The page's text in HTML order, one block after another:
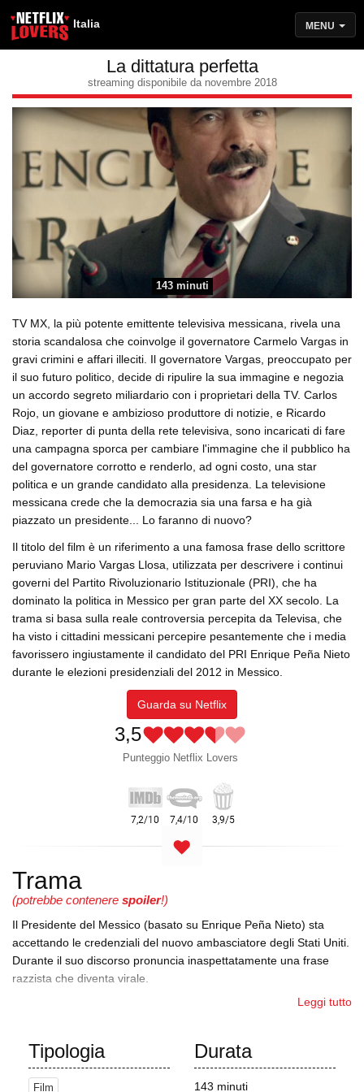
Italia MENU
La dittatura perfetta
streaming disponibile da novembre 2018
143 minuti
TV MX, la più potente emittente televisiva messicana, rivela una
storia scandalosa che coinvolge il governatore Carmelo Vargas in
gravi crimini e affari illeciti. Il governatore Vargas, preoccupato per
il suo futuro politico, decide di ripulire la sua immagine e negozia
un accordo segreto miliardario con i proprietari della TV. Carlos
Rojo, un giovane e ambizioso produttore di notizie, e Ricardo
Diaz, reporter di punta della rete televisiva, sono incaricati di fare
una campagna sporca per cambiare l'immagine che il pubblico ha
del governatore corrotto e renderlo, ad ogni costo, una star
politica e un grande candidato alla presidenza. La televisione
messicana crede che la democrazia sia una farsa e ha già
piazzato un presidente... Lo faranno di nuovo?
Il titolo del film è un riferimento a una famosa frase dello scrittore
peruviano Mario Vargas Llosa, utilizzata per descrivere i continui
governi del Partito Rivoluzionario Istituzionale (PRI), che ha
dominato la politica in Messico per gran parte del XX secolo. La
trama si basa sulla reale controversia percepita da Televisa, che
ha visto i cittadini messicani percepire pesantemente che i media
favorissero ingiustamente il candidato del PRI Enrique Peña Nieto
durante le elezioni presidenziali del 2012 in Messico.
Guarda su Netflix
3,5
Punteggio Netflix Lovers
Trama
(potrebbe contenere spoiler!)
Il Presidente del Messico (basato su Enrique Peña Nieto) sta
accettando le credenziali del nuovo ambasciatore degli Stati Uniti.
Durante il suo discorso pronuncia inaspettatamente una frase
razzista che diventa virale.
Lo stesso giorno i funzionari del governo messicano invitano
coinvolge il governatore Carmelo Vargas (Damián Alcazar),
mostrando un video in cui il governatore accetta tangenti dai
Leggi tutto
Tipologia
Film
Durata
143 minuti